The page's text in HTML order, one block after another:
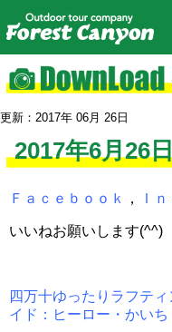
更新：2017年 06月 26日
2017年6月26
Ｆａｃｅｂｏｏｋ ， Ｉ
いいねお願いします(^^)
四万十ゆったりラフテ
イド：ヒーロー・かいち